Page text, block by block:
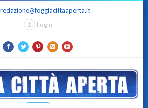
redazione@foggiacittaaperta.it
Login